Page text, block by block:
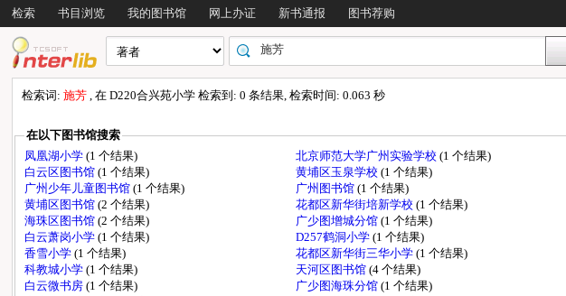
检索 书目浏览 我的图书馆 网上办证 新书通报 图书荐购
检索词:施芳, 在 D220合兴苑小学 检索到: 0 条结果, 检索时间: 0.063 秒
在以下图书馆搜索
凤凰湖小学(1 个结果) 北京师范大学广州实验学校(1 个结果)
白云区图书馆(1 个结果) 黄埔区玉泉学校(1 个结果)
广州少年儿童图书馆(1 个结果) 广州图书馆(1 个结果)
黄埔区图书馆(2 个结果) 花都区新华街培新学校(1 个结果)
海珠区图书馆(2 个结果) 广少图增城分馆(1 个结果)
白云萧岗小学(1 个结果) D257鹤洞小学(1 个结果)
香雪小学(1 个结果) 花都区新华街三华小学(1 个结果)
科教城小学(1 个结果) 天河区图书馆(4 个结果)
白云微书房(1 个结果) 广少图海珠分馆(1 个结果)